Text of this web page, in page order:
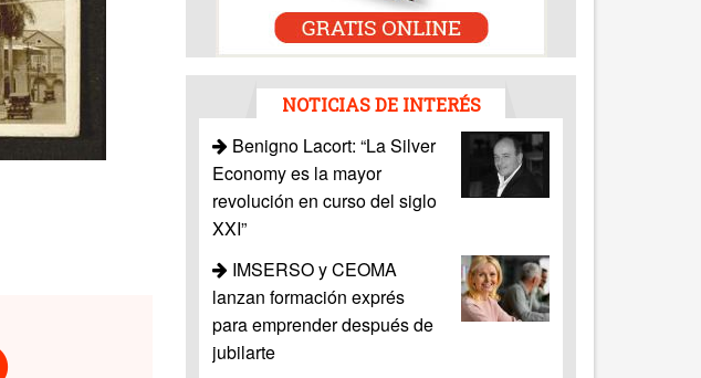
NOTICIAS DE INTERÉS
Benigno Lacort: “La Silver
Economy es la mayor
revolución en curso del siglo
XXI”
IMSERSO y CEOMA
lanzan formación exprés
para emprender después de
jubilarte